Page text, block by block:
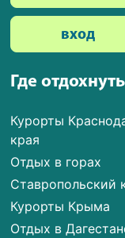
Где отдохнуть
Курорты
края
Отдых в горах
Ставропольский
Курорты Крыма
Отдых в
вход